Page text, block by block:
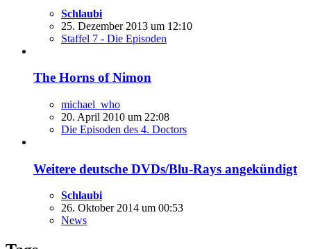
Schlaubi
25. Dezember 2013 um 12:10
Staffel 7 - Die Episoden
The Horns of Nimon
michael_who
20. April 2010 um 22:08
Die Episoden des 4. Doctors
Weitere deutsche DVDs/Blu-Rays angekündigt
Schlaubi
26. Oktober 2014 um 00:53
News